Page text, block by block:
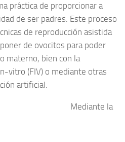
práctica de proporcionar a
de ser padres. Este proceso
de reproducción asistida
de ovocitos para poder
materno, bien con la
vitro (FIV) o mediante otras
artificial.
Mediante la